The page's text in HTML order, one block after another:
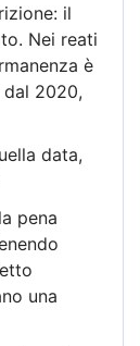
il
Nei reati
è
2020,
data,
pena
una